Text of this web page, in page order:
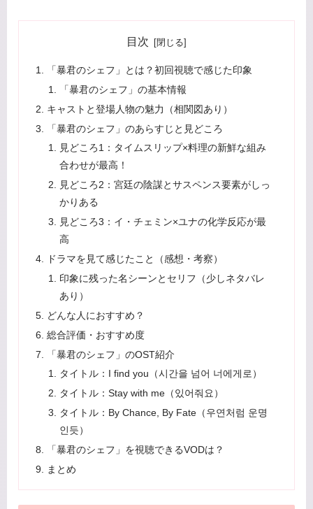
目次
「暴君のシェフ」とは？初回視聴で感じた印象
「暴君のシェフ」の基本情報
キャストと登場人物の魅力（相関図あり）
「暴君のシェフ」のあらすじと見どころ
見どころ1：タイムスリップ×料理の新鮮な組み
合わせが最高！
見どころ2：宮廷の陰謀とサスペンス要素がしっ
かりある
見どころ3：イ・チェミン×ユナの化学反応が最
高
ドラマを見て感じたこと（感想・考察）
印象に残った名シーンとセリフ（少しネタバレ
あり）
どんな人におすすめ？
総合評価・おすすめ度
「暴君のシェフ」のOST紹介
タイトル：I find you（시간을 넘어 너에게로）
タイトル：Stay with me（있어줘요）
タイトル：By Chance, By Fate（우연처럼 운명
인듯）
「暴君のシェフ」を視聴できるVODは？
まとめ